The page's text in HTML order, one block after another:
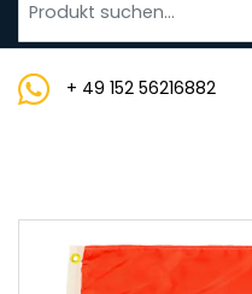
+ 49 152 56216882